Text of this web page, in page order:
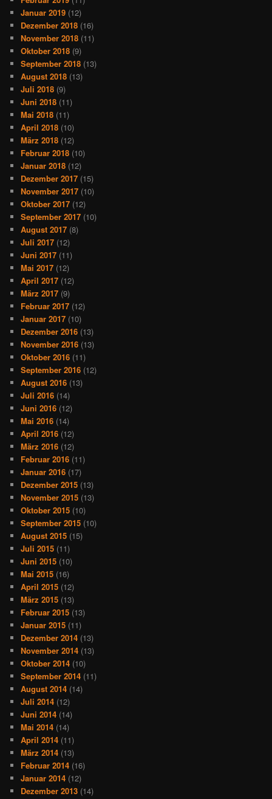
Januar 2019 (12)
Dezember 2018 (16)
November 2018 (11)
Oktober 2018 (9)
September 2018 (13)
August 2018 (13)
Juli 2018 (9)
Juni 2018 (11)
Mai 2018 (11)
April 2018 (10)
März 2018 (12)
Februar 2018 (10)
Januar 2018 (12)
Dezember 2017 (15)
November 2017 (10)
Oktober 2017 (12)
September 2017 (10)
August 2017 (8)
Juli 2017 (12)
Juni 2017 (11)
Mai 2017 (12)
April 2017 (12)
März 2017 (9)
Februar 2017 (12)
Januar 2017 (10)
Dezember 2016 (13)
November 2016 (13)
Oktober 2016 (11)
September 2016 (12)
August 2016 (13)
Juli 2016 (14)
Juni 2016 (12)
Mai 2016 (14)
April 2016 (12)
März 2016 (12)
Februar 2016 (11)
Januar 2016 (17)
Dezember 2015 (13)
November 2015 (13)
Oktober 2015 (10)
September 2015 (10)
August 2015 (15)
Juli 2015 (11)
Juni 2015 (10)
Mai 2015 (16)
April 2015 (12)
März 2015 (13)
Februar 2015 (13)
Januar 2015 (11)
Dezember 2014 (13)
November 2014 (13)
Oktober 2014 (10)
September 2014 (11)
August 2014 (14)
Juli 2014 (12)
Juni 2014 (14)
Mai 2014 (14)
April 2014 (11)
März 2014 (13)
Februar 2014 (16)
Januar 2014 (12)
Dezember 2013 (14)